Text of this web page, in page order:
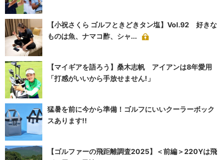
【小祝さくら ゴルフときどきタン塩】Vol.92 好きな
ものは魚、ナマコ酢、シャ...
【マイギアを語ろう】桑木志帆 アイアンは8年愛用
「打感がいいから手放せません!」
猛暑を前に今から準備！ゴルフにいいクーラーボック
スあります!!
【ゴルファーの飛距離調査2025】＜前編＞220Yは飛